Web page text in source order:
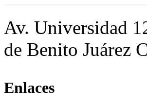
Av. Universidad
de Benito Juárez
Enlaces